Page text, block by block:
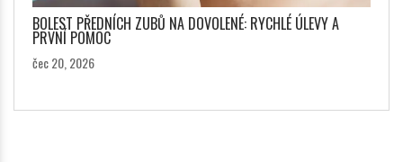
BOLEST PŘEDNÍCH ZUBŮ NA DOVOLENÉ: RYCHLÉ ÚLEVY A
PRVNÍ POMOC
čec 20, 2026